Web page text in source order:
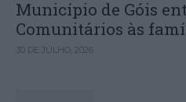
Município de Góis
Comunitários às
30 DE JULHO, 2026